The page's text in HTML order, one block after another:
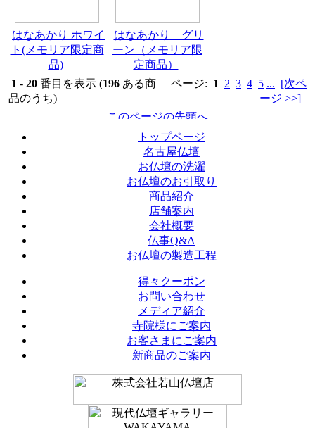
はなあかり ホワイ
ト(メモリア限定商
品)
はなあかり グリ
ーン（メモリア限
定商品）
1 - 20 番目を表示 (196 ある商
品のうち)
ページ: 1 2 3 4 5 ... [次ペ
ージ >>]
トップページ
名古屋仏壇
お仏壇の洗濯
お仏壇のお引取り
商品紹介
店舗案内
会社概要
仏事Q&A
お仏壇の製造工程
得々クーポン
お問い合わせ
メディア紹介
寺院様にご案内
お客さまにご案内
新商品のご案内